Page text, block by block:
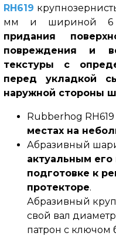
RH619
мм и шириной
придания
повреждения и
текстуры с
перед укладкой
наружной стороны
Rubberhog RH619
местах на
Абразивный
актуальным
подготовке к
протекторе.
Абразивный
свой вал
патрон с ключом